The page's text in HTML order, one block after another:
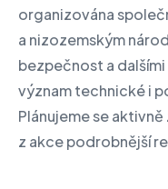
organizována
a nizozemským
bezpečnost a
význam technické i
Plánujeme se
z akce podrobnější